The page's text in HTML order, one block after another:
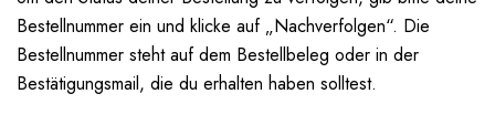
Bestellnummer ein und klicke auf „Nachverfolgen“. Die
Bestellnummer steht auf dem Bestellbeleg oder in der
Bestätigungsmail, die du erhalten haben solltest.